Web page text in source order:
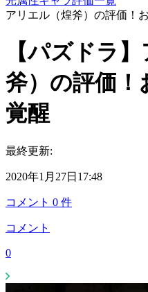
アリエル（煌斧）の評価！
【パズドラ
斧）の評価！
覚醒
最終更新:
2020年1月27日17:48
コメント 0 件
コメント
0